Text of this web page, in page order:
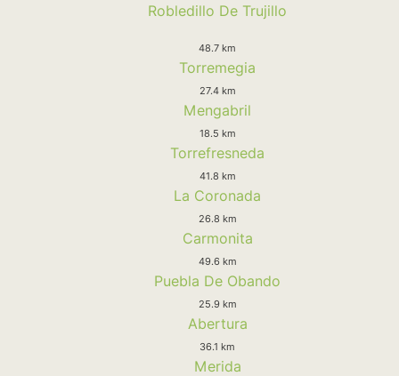
Robledillo De Trujillo
48.7 km
Torremegia
27.4 km
Mengabril
18.5 km
Torrefresneda
41.8 km
La Coronada
26.8 km
Carmonita
49.6 km
Puebla De Obando
25.9 km
Abertura
36.1 km
Merida